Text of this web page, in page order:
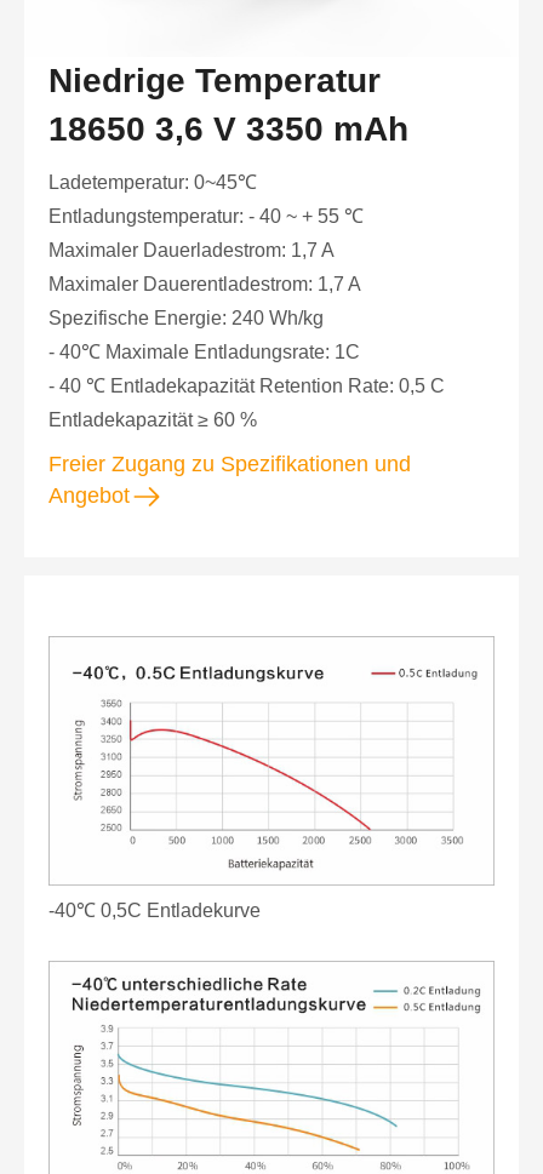
Niedrige Temperatur
18650 3,6 V 3350 mAh
Ladetemperatur: 0~45℃
Entladungstemperatur: - 40 ~ + 55 ℃
Maximaler Dauerladestrom: 1,7 A
Maximaler Dauerentladestrom: 1,7 A
Spezifische Energie: 240 Wh/kg
- 40℃ Maximale Entladungsrate: 1C
- 40 ℃ Entladekapazität Retention Rate: 0,5 C
Entladekapazität ≥ 60 %
Freier Zugang zu Spezifikationen und
Angebot
-40℃ 0,5C Entladekurve